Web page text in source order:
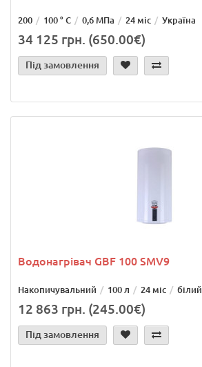
200 100 ° С 0,6 МПа 24 міс Україна
34 125 грн. (650.00€)
Під замовлення
Водонагрівач GBF 100 SMV9
Накопичувальний 100 л 24 міс білий
12 863 грн. (245.00€)
Під замовлення